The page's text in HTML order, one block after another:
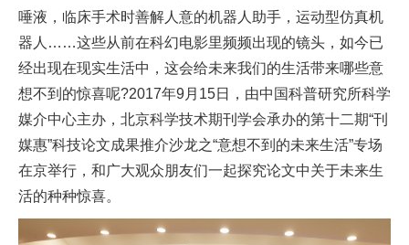
唾液，临床手术时善解人意的机器人助手，运动型仿真机
器人……这些从前在科幻电影里频频出现的镜头，如今已
经出现在现实生活中，这会给未来我们的生活带来哪些意
想不到的惊喜呢?2017年9月15日，由中国科普研究所科学
媒介中心主办，北京科学技术期刊学会承办的第十二期“刊
媒惠”科技论文成果推介沙龙之“意想不到的未来生活”专场
在京举行，和广大观众朋友们一起探究论文中关于未来生
活的种种惊喜。